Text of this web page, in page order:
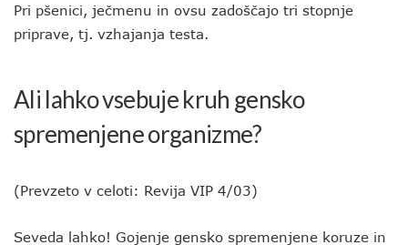
Pri pšenici, ječmenu in ovsu zadoščajo tri stopnje
priprave, tj. vzhajanja testa.
Ali lahko vsebuje kruh gensko
spremenjene organizme?
(Prevzeto v celoti: Revija VIP 4/03)
Seveda lahko! Gojenje gensko spremenjene koruze in